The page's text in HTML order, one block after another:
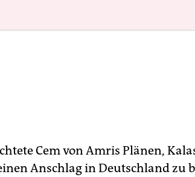
Cem von Amris Plänen,
Anschlag in Deutschland zu